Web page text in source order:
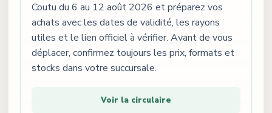
Coutu du 6 au 12 août 2026 et préparez vos
achats avec les dates de validité, les rayons
utiles et le lien officiel à vérifier. Avant de vous
déplacer, confirmez toujours les prix, formats et
stocks dans votre succursale.
Voir la circulaire